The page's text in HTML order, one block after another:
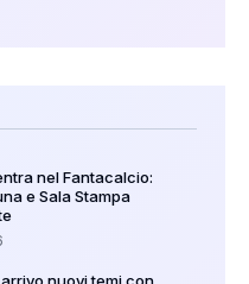
nel Fantacalcio:
e Sala Stampa